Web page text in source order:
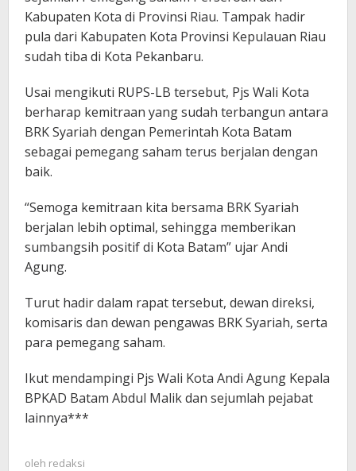
Kabupaten Kota di Provinsi Riau. Tampak hadir
pula dari Kabupaten Kota Provinsi Kepulauan Riau
sudah tiba di Kota Pekanbaru.
Usai mengikuti RUPS-LB tersebut, Pjs Wali Kota
berharap kemitraan yang sudah terbangun antara
BRK Syariah dengan Pemerintah Kota Batam
sebagai pemegang saham terus berjalan dengan
baik.
“Semoga kemitraan kita bersama BRK Syariah
berjalan lebih optimal, sehingga memberikan
sumbangsih positif di Kota Batam” ujar Andi
Agung.
Turut hadir dalam rapat tersebut, dewan direksi,
komisaris dan dewan pengawas BRK Syariah, serta
para pemegang saham.
Ikut mendampingi Pjs Wali Kota Andi Agung Kepala
BPKAD Batam Abdul Malik dan sejumlah pejabat
lainnya***
oleh redaksi